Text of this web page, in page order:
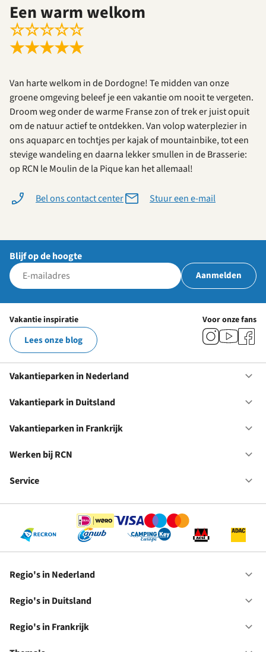
Een warm welkom
☆☆☆☆☆
★★★★★
Van harte welkom in de Dordogne! Te midden van onze
groene omgeving beleef je een vakantie om nooit te vergeten.
Droom weg onder de warme Franse zon of trek er juist opuit
om de natuur actief te ontdekken. Van volop waterplezier in
ons aquaparc en tochtjes per kajak of mountainbike, tot een
stevige wandeling en daarna lekker smullen in de Brasserie:
op RCN le Moulin de la Pique kan het allemaal!
Bel ons contact center Stuur een e-mail
Blijf op de hoogte
Aanmelden
Vakantie inspiratie
Lees onze blog
Voor onze fans
Vakantieparken in Nederland
Vakantiepark in Duitsland
Vakantieparken in Frankrijk
Werken bij RCN
Service
Regio's in Nederland
Regio's in Duitsland
Regio's in Frankrijk